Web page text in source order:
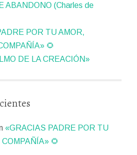
ABANDONO (Charles de
POR TU AMOR,
🌻
DE LA CREACIÓN»
«GRACIAS PADRE POR TU
🌻